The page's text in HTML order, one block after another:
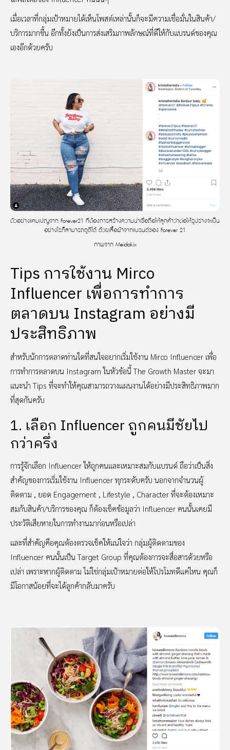
เมื่อเวลาที่กลุ่มเป้าหมายได้เห็นโพสต์เหล่านั้นก็จะมีความเชื่อมั่นในสินค้า/
บริการมากขึ้น อีกทั้งยังเป็นการส่งเสริมภาพลักษณ์ที่ดีให้กับแบรนด์ของคุณ
เองอีกด้วยครับ
ตัวอย่างแคมเปญจาก Forever21 ที่ต้องการสร้างความน่าเชื่อถือให้ลูกค้าว่าต่อให้รูปร่างจะเป็น
อย่างไรก็สามารถดูดีได้ ด้วยเสื้อผ้าจากแบรนด์ของ Forever 21
ภาพจาก Meidakix
Tips การใช้งาน Mirco
Influencer เพื่อการทำการ
ตลาดบน Instagram อย่างมี
ประสิทธิภาพ
สำหรับนักการตลาดท่านใดที่สนใจอยากเริ่มใช้งาน Mirco Influencer เพื่อ
การทำการตลาดบน Instagram ในหัวข้อนี้ The Growth Master จะมา
แนะนำ Tips ที่จะทำให้คุณสามารถวางแผนงานได้อย่างมีประสิทธิภาพมาก
ที่สุดกันครับ
1. เลือก Influencer ถูกคนมีชัยไป
กว่าครึ่ง
การรู้จักเลือก Influencer ให้ถูกคนและเหมาะสมกับแบรนด์ ถือว่าเป็นสิ่ง
สำคัญของการเริ่มใช้งาน Influencer ทุกระดับครับ นอกจากจำนวนผู้
ติดตาม , ยอด Engagement , Lifestyle , Character ที่จะต้องเหมาะ
สมกับสินค้า/บริการของคุณ ก็ต้องเช็คข้อมูลว่า Influencer คนนั้นเคยมี
ประวัติเสียหายในการทำงานมาก่อนหรือเปล่า
และที่สำคัญคือคุณต้องตรวจเช็คให้แน่ใจว่า กลุ่มผู้ติดตามของ
Influencer คนนั้นเป็น Target Group ที่คุณต้องการจะสื่อสารด้วยหรือ
เปล่า เพราะหากผู้ติดตาม ไม่ใช่กลุ่มเป้าหมายต่อให้โปรโมทดีแค่ไหน คุณก็
มีโอกาสน้อยที่จะได้ลูกค้ากลับมาครับ